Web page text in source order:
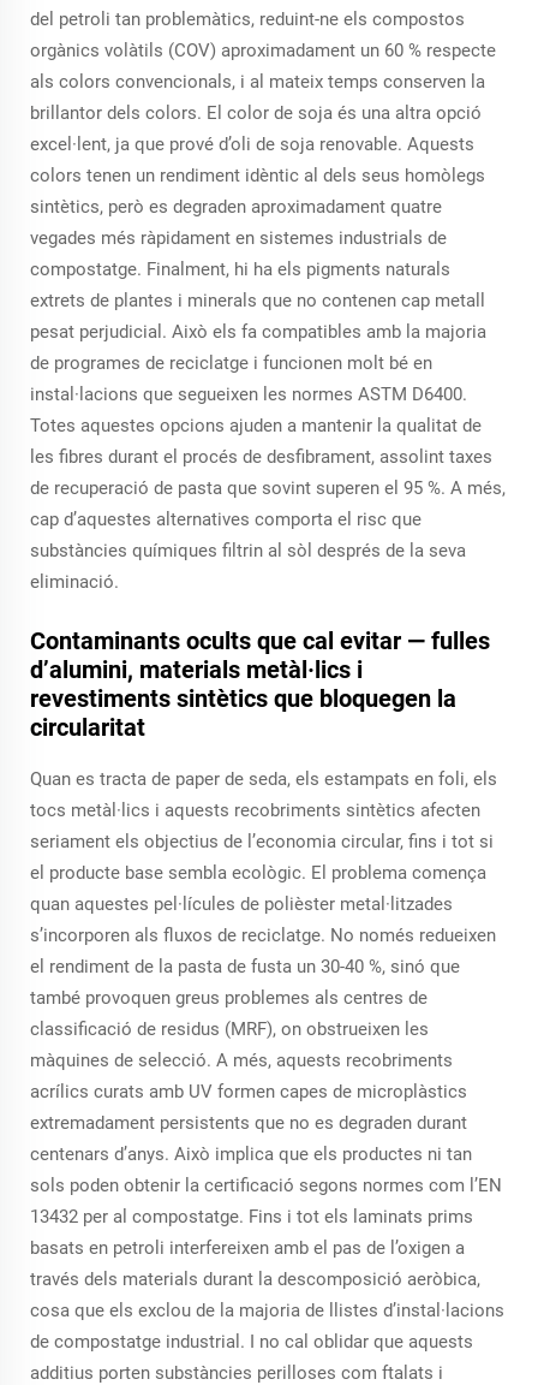
del petroli tan problemàtics, reduint-ne els compostos
orgànics volàtils (COV) aproximadament un 60 % respecte
als colors convencionals, i al mateix temps conserven la
brillantor dels colors. El color de soja és una altra opció
excel·lent, ja que prové d’oli de soja renovable. Aquests
colors tenen un rendiment idèntic al dels seus homòlegs
sintètics, però es degraden aproximadament quatre
vegades més ràpidament en sistemes industrials de
compostatge. Finalment, hi ha els pigments naturals
extrets de plantes i minerals que no contenen cap metall
pesat perjudicial. Això els fa compatibles amb la majoria
de programes de reciclatge i funcionen molt bé en
instal·lacions que segueixen les normes ASTM D6400.
Totes aquestes opcions ajuden a mantenir la qualitat de
les fibres durant el procés de desfibrament, assolint taxes
de recuperació de pasta que sovint superen el 95 %. A més,
cap d’aquestes alternatives comporta el risc que
substàncies químiques filtrin al sòl després de la seva
eliminació.
Contaminants ocults que cal evitar — fulles
d’alumini, materials metàl·lics i
revestiments sintètics que bloquegen la
circularitat
Quan es tracta de paper de seda, els estampats en foli, els
tocs metàl·lics i aquests recobriments sintètics afecten
seriament els objectius de l’economia circular, fins i tot si
el producte base sembla ecològic. El problema comença
quan aquestes pel·lícules de polièster metal·litzades
s’incorporen als fluxos de reciclatge. No només redueixen
el rendiment de la pasta de fusta un 30-40 %, sinó que
també provoquen greus problemes als centres de
classificació de residus (MRF), on obstrueixen les
màquines de selecció. A més, aquests recobriments
acrílics curats amb UV formen capes de microplàstics
extremadament persistents que no es degraden durant
centenars d’anys. Això implica que els productes ni tan
sols poden obtenir la certificació segons normes com l’EN
13432 per al compostatge. Fins i tot els laminats prims
basats en petroli interfereixen amb el pas de l’oxigen a
través dels materials durant la descomposició aeròbica,
cosa que els exclou de la majoria de llistes d’instal·lacions
de compostatge industrial. I no cal oblidar que aquests
additius porten substàncies perilloses com ftalats i